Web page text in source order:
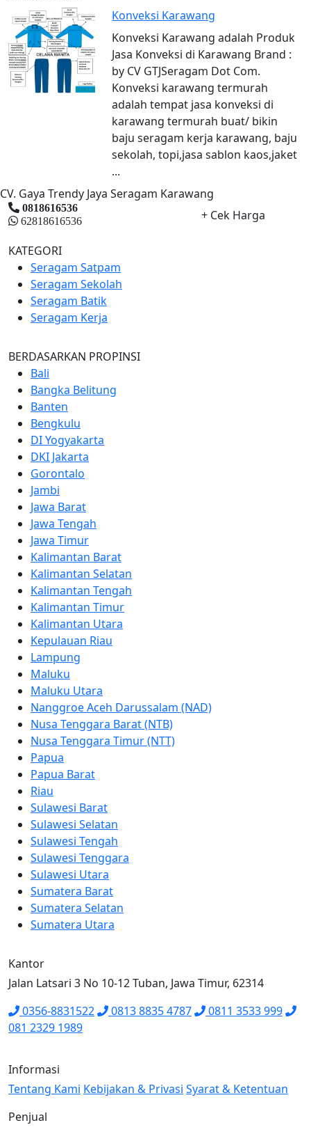
Konveksi Karawang
Konveksi Karawang adalah Produk
Jasa Konveksi di Karawang Brand :
by CV GTJSeragam Dot Com.
Konveksi karawang termurah
adalah tempat jasa konveksi di
karawang termurah buat/ bikin
baju seragam kerja karawang, baju
sekolah, topi,jasa sablon kaos,jaket
...
CV. Gaya Trendy Jaya Seragam Karawang
0818616536
62818616536
+ Cek Harga
KATEGORI
Seragam Satpam
Seragam Sekolah
Seragam Batik
Seragam Kerja
BERDASARKAN PROPINSI
Bali
Bangka Belitung
Banten
Bengkulu
DI Yogyakarta
DKI Jakarta
Gorontalo
Jambi
Jawa Barat
Jawa Tengah
Jawa Timur
Kalimantan Barat
Kalimantan Selatan
Kalimantan Tengah
Kalimantan Timur
Kalimantan Utara
Kepulauan Riau
Lampung
Maluku
Maluku Utara
Nanggroe Aceh Darussalam (NAD)
Nusa Tenggara Barat (NTB)
Nusa Tenggara Timur (NTT)
Papua
Papua Barat
Riau
Sulawesi Barat
Sulawesi Selatan
Sulawesi Tengah
Sulawesi Tenggara
Sulawesi Utara
Sumatera Barat
Sumatera Selatan
Sumatera Utara
Kantor
Jalan Latsari 3 No 10-12 Tuban, Jawa Timur, 62314
0356-8831522
0813 8835 4787
0811 3533 999
081 2329 1989
Informasi
Tentang Kami Kebijakan & Privasi Syarat & Ketentuan
Penjual